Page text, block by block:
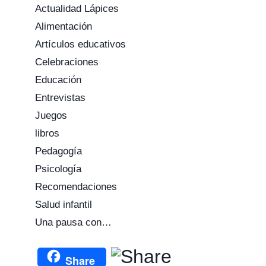
Actualidad Lápices
Alimentación
Artículos educativos
Celebraciones
Educación
Entrevistas
Juegos
libros
Pedagogía
Psicología
Recomendaciones
Salud infantil
Una pausa con…
Share